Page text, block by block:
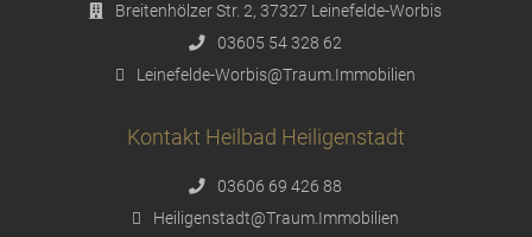
Breitenhölzer Str. 2, 37327 Leinefelde-Worbis
03605 54 328 62
Leinefelde-Worbis@Traum.Immobilien
Kontakt Heilbad Heiligenstadt
03606 69 426 88
Heiligenstadt@Traum.Immobilien